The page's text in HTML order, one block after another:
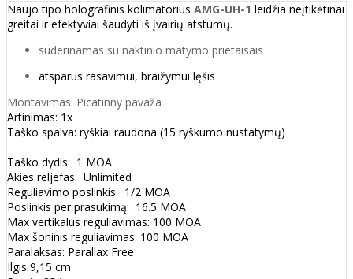
Naujo tipo holografinis kolimatorius AMG-UH-1 leidžia neįtikėtinai
greitai ir efektyviai šaudyti iš įvairių atstumų.
suderinamas su naktinio matymo prietaisais
atsparus rasavimui, braižymui lęšis
Montavimas: Picatinny pavaža
Artinimas: 1x
Taško spalva: ryškiai raudona (15 ryškumo nustatymų)
Taško dydis: 1 MOA
Akies reljefas: Unlimited
Reguliavimo poslinkis: 1/2 MOA
Poslinkis per prasukimą: 16.5 MOA
Max vertikalus reguliavimas: 100 MOA
Max šoninis reguliavimas: 100 MOA
Paralaksas: Parallax Free
Ilgis 9,15 cm